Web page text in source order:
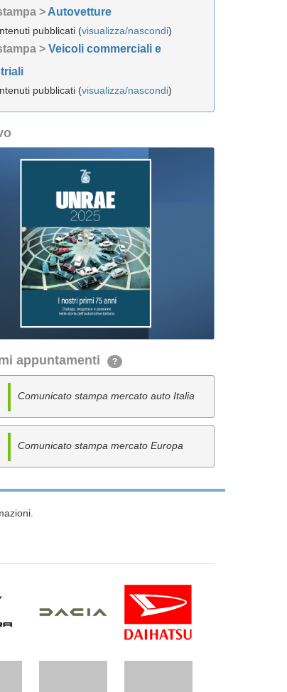
> Autovetture
pubblicati (visualizza/nascondi)
> Veicoli commerciali e
pubblicati (visualizza/nascondi)
appuntamenti ?
Comunicato stampa mercato auto Italia
Comunicato stampa mercato Europa